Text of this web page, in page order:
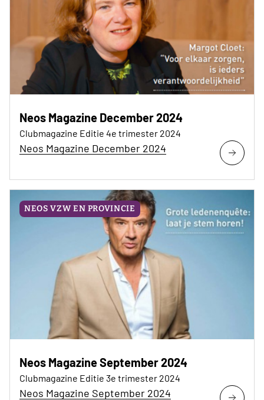
Neos Magazine December 2024
Clubmagazine Editie 4e trimester 2024
Neos Magazine December 2024
NEOS VZW EN PROVINCIE
Neos Magazine September 2024
Clubmagazine Editie 3e trimester 2024
Neos Magazine September 2024